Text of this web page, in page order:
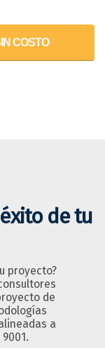
COSTO
de tu
proyecto?
de
a